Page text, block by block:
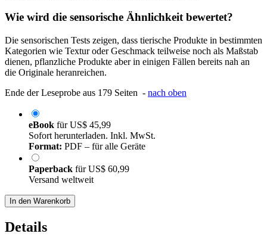
Wie wird die sensorische Ähnlichkeit bewertet?
Die sensorischen Tests zeigen, dass tierische Produkte in bestimmten
Kategorien wie Textur oder Geschmack teilweise noch als Maßstab
dienen, pflanzliche Produkte aber in einigen Fällen bereits nah an
die Originale heranreichen.
Ende der Leseprobe aus 179 Seiten - nach oben
eBook fürUS$ 45,99
Sofort herunterladen. Inkl. MwSt.
Format: PDF – für alle Geräte
Paperback fürUS$ 60,99
Versand weltweit
In den Warenkorb
Details